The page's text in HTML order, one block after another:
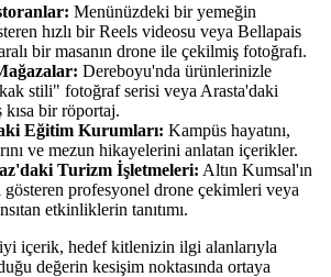
Menünüzdeki bir yemeğin
hızlı bir Reels videosu veya Bellapais
bir masanın drone ile çekilmiş fotoğrafı.
Dereboyu'nda ürünlerinizle
stili" fotoğraf serisi veya Arasta'daki
kısa bir röportaj.
Eğitim Kurumları: Kampüs hayatını,
ve mezun hikayelerini anlatan içerikler.
Turizm İşletmeleri: Altın Kumsal'ın
profesyonel drone çekimleri veya
etkinliklerin tanıtımı.
içerik, hedef kitlenizin ilgi alanlarıyla
değerin kesişim noktasında ortaya